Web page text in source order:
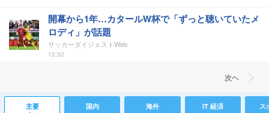
開幕から1年…カタールW杯で「ずっと聴いていたメ
ロディ」が話題
サッカーダイジェストWeb
12:32
次ヘ
主要 国内 海外 IT 経済 ス